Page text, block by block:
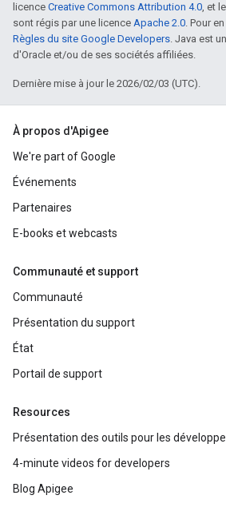
licence Creative Commons Attribution 4.0, et
sont régis par une licence Apache 2.0. Pour
Règles du site Google Developers. Java est
d'Oracle et/ou de ses sociétés affiliées.
Dernière mise à jour le 2026/02/03 (UTC).
À propos d'Apigee
We're part of Google
Événements
Partenaires
E-books et webcasts
Communauté et support
Communauté
Présentation du support
État
Portail de support
Resources
Présentation des outils pour les
4-minute videos for developers
Blog Apigee